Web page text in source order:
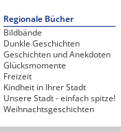
Regionale Bücher
Bildbände
Dunkle Geschichten
Geschichten und Anekdoten
Glücksmomente
Freizeit
Kindheit in Ihrer Stadt
Unsere Stadt - einfach spitze!
Weihnachtsgeschichten